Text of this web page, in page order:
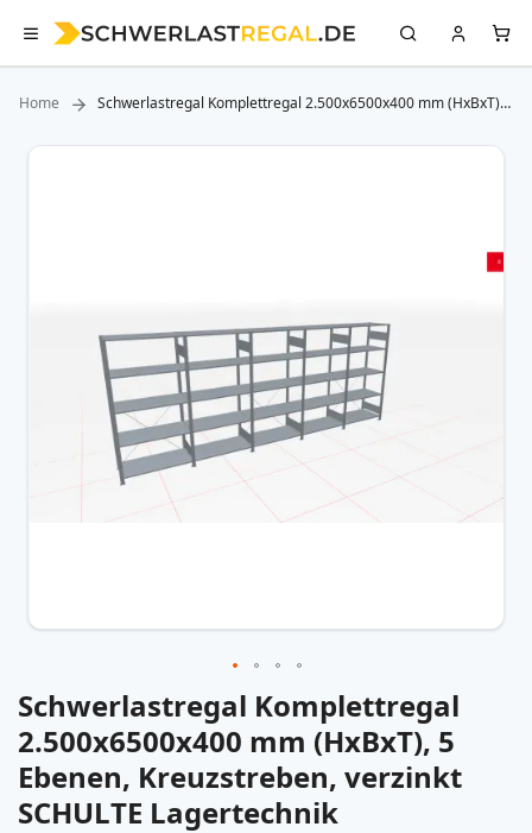
Home
Schwerlastregal Komplettregal 2.500x6500x400 mm (HxBxT),
Zum
Zum
Anfang
der
Bildergalerie
springen
Schwerlastregal Komplettregal
2.500x6500x400 mm (HxBxT), 5
Ebenen, Kreuzstreben, verzinkt
SCHULTE Lagertechnik